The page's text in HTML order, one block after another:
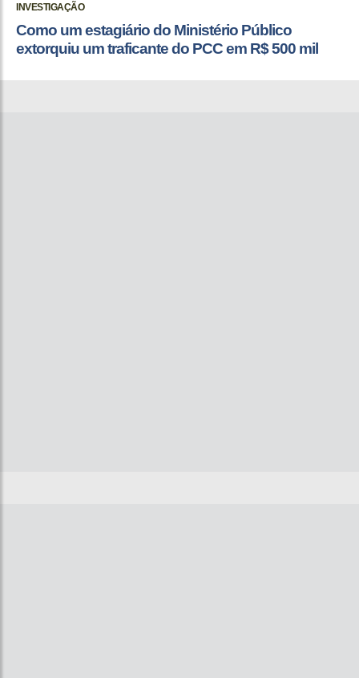
INVESTIGAÇÃO
Como um estagiário do Ministério Público
extorquiu um traficante do PCC em R$ 500 mil